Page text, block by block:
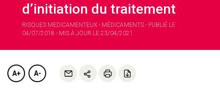
d’initiation du traitement
RISQUES MEDICAMENTEUX - MÉDICAMENTS - PUBLIÉ LE
04/07/2018 - MIS À JOUR LE 23/04/2021
A+ A-